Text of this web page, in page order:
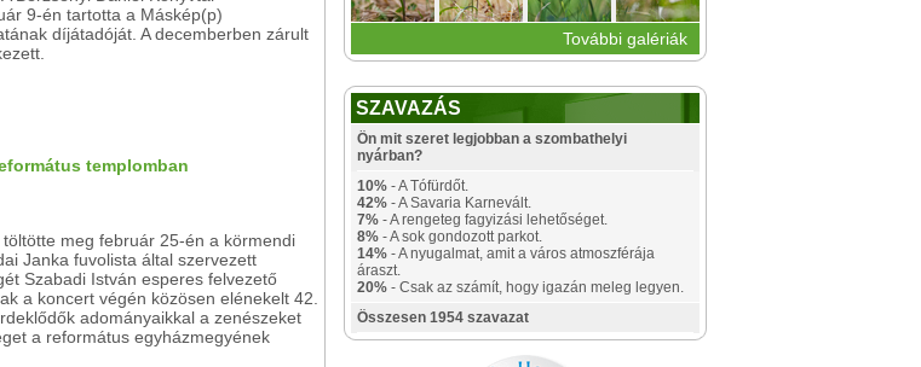
9-én tartotta a Máskép(p)
díjátadóját. A decemberben zárult
templomban
meg február 25-én a körmendi
Janka fuvolista által szervezett
Szabadi István esperes felvezető
a koncert végén közösen elénekelt 42.
adományaikkal a zenészeket
a református egyházmegyének
További galériák
SZAVAZÁS
Ön mit szeret legjobban a szombathelyi
nyárban?
10% - A Tófürdőt.
42% - A Savaria Karnevált.
7% - A rengeteg fagyizási lehetőséget.
8% - A sok gondozott parkot.
14% - A nyugalmat, amit a város atmoszférája
áraszt.
20% - Csak az számít, hogy igazán meleg legyen.
Összesen 1954 szavazat